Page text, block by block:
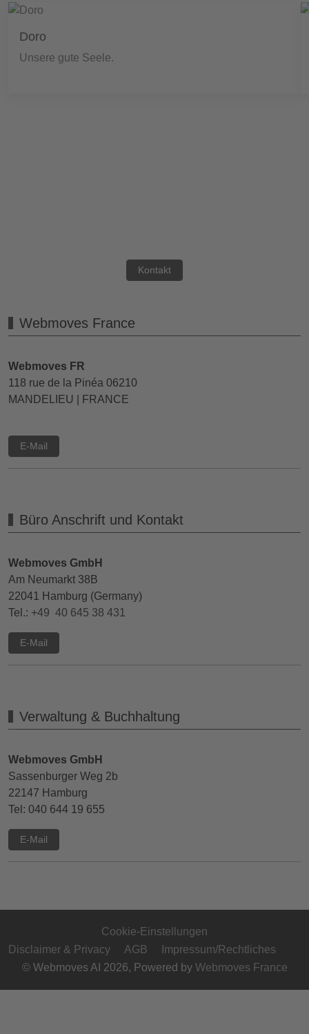
Doro
Unsere gute Seele.
Kontakt
Webmoves France
Webmoves FR
118 rue de la Pinéa 06210
MANDELIEU | FRANCE
E-Mail
Büro Anschrift und Kontakt
Webmoves GmbH
Am Neumarkt 38B
22041 Hamburg (Germany)
Tel.: +49 40 645 38 431
E-Mail
Verwaltung & Buchhaltung
Webmoves GmbH
Sassenburger Weg 2b
22147 Hamburg
Tel: 040 644 19 655
E-Mail
Cookie-Einstellungen
Disclaimer & Privacy
AGB
Impressum/Rechtliches
© Webmoves AI 2026, Powered by Webmoves France